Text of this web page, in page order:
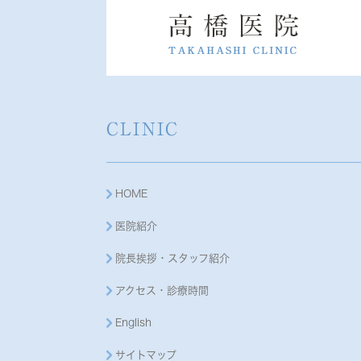
CLINIC
HOME
医院紹介
院長挨拶・スタッフ紹介
アクセス・診療時間
English
サイトマップ